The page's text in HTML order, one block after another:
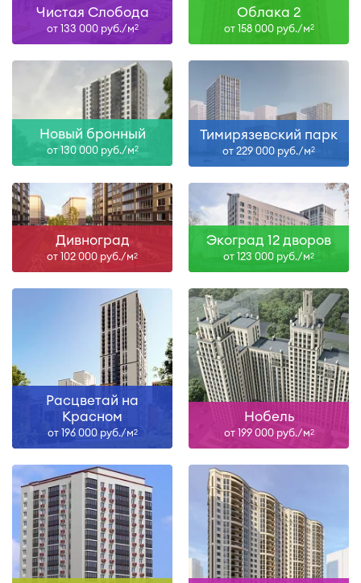
Чистая Слобода
от 133 000 руб./м2
Облака 2
от 158 000 руб./м2
Новый бронный
от 130 000 руб./м2
Тимирязевский парк
от 229 000 руб./м2
Дивноград
от 102 000 руб./м2
Экоград 12 дворов
от 123 000 руб./м2
Расцветай на
Красном
от 196 000 руб./м2
Нобель
от 199 000 руб./м2